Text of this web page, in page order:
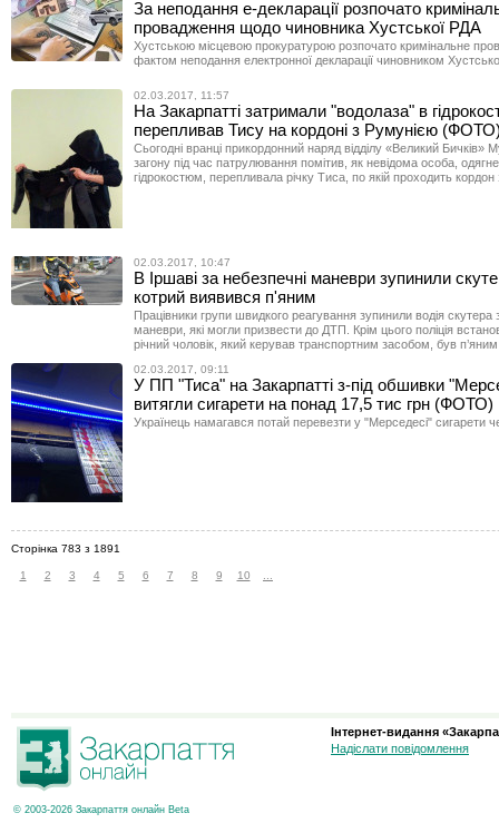
За неподання е-декларації розпочато
провадження щодо чиновника Хустської РДА
Хустською місцевою прокуратурою розпочато кримінальне
фактом неподання електронної декларації чиновником
02.03.2017, 11:57
На Закарпатті затримали "водолаза" в
перепливав Тису на кордоні з Румунією
Сьогодні вранці прикордонний наряд відділу «Великий Бичків»
загону під час патрулювання помітив, як невідома особа,
гідрокостюм, перепливала річку Тиса, по якій проходить
02.03.2017, 10:47
В Іршаві за небезпечні маневри зупинили
котрий виявився п'яним
Працівники групи швидкого реагування зупинили водія скутера
маневри, які могли призвести до ДТП. Крім цього поліція
річний чоловік, який керував транспортним засобом, був
02.03.2017, 09:11
У ПП "Тиса" на Закарпатті з-під обшивки
витягли сигарети на понад 17,5 тис грн (ФОТО)
Українець намагався потай перевезти у "Мерседесі" сигарети
Сторінка 783 з 1891
1 2 3 4 5 6 7 8 9 10
© 2003-2026 Закарпаття онлайн Beta
Інтернет-видання
Надіслати повідомлення